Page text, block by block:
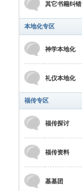
其它书籍纠错
本地化专区
神学本地化
礼仪本地化
福传专区
福传探讨
福传资料
基基团